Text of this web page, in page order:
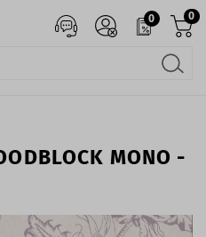
0 0
MONO -